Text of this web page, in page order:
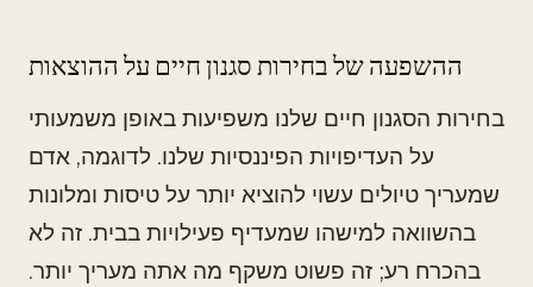
ההשפעה של בחירות סגנון חיים על ההוצאות
בחירות הסגנון חיים שלנו משפיעות באופן משמעותי
על העדיפויות הפיננסיות שלנו. לדוגמה, אדם
שמעריך טיולים עשוי להוציא יותר על טיסות ומלונות
בהשוואה למישהו שמעדיף פעילויות בבית. זה לא
בהכרח רע; זה פשוט משקף מה אתה מעריך יותר.